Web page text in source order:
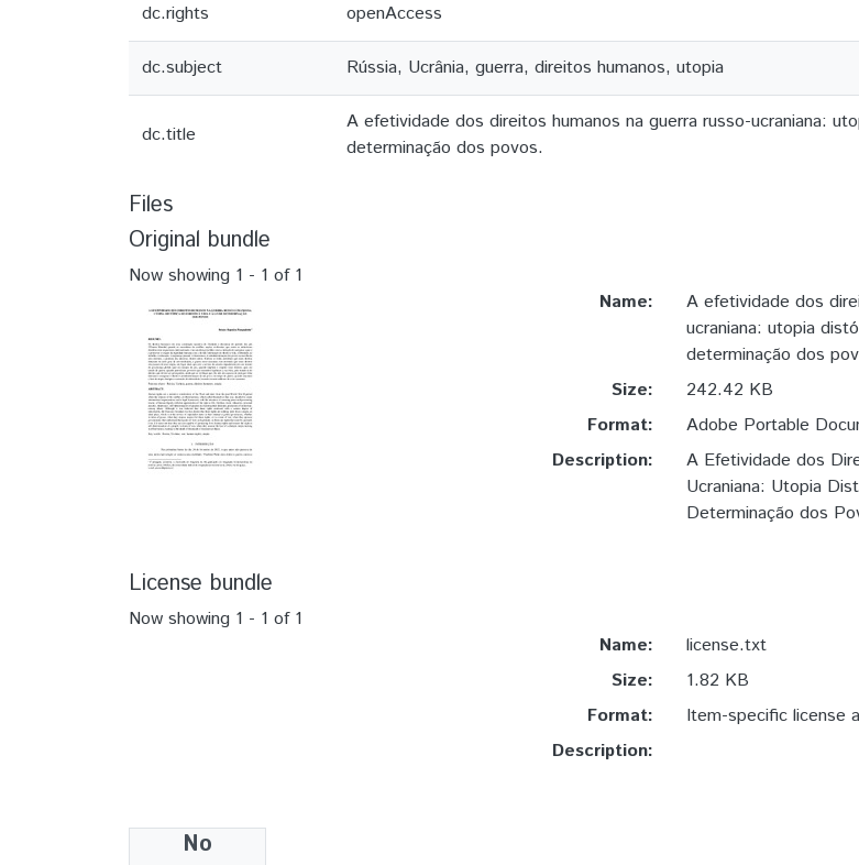
dc.rights openAccess
dc.subject Rússia, Ucrânia, guerra, direitos humanos, utopia
dc.title
A efetividade dos direitos humanos na guerra russo-ucraniana:
determinação dos povos.
Files
Original bundle
Now showing 1 - 1 of 1
Name:
A efetividade dos
ucraniana: utopia
determinação dos
Size:
242.42 KB
Format:
Adobe Portable
Description:
A Efetividade dos
Ucraniana: Utopia
Determinação dos
License bundle
Now showing 1 - 1 of 1
No
Name:
license.txt
Size:
1.82 KB
Format:
Item-specific license
Description:
Collections